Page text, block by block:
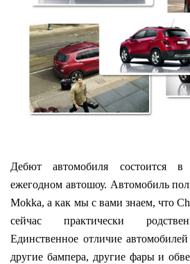
Дебют автомобиля состоится
ежегодном автошоу. Автомобиль
Mokka, а как мы с вами знаем, что
сейчас практически
Единственное отличие
другие бампера, другие фары и